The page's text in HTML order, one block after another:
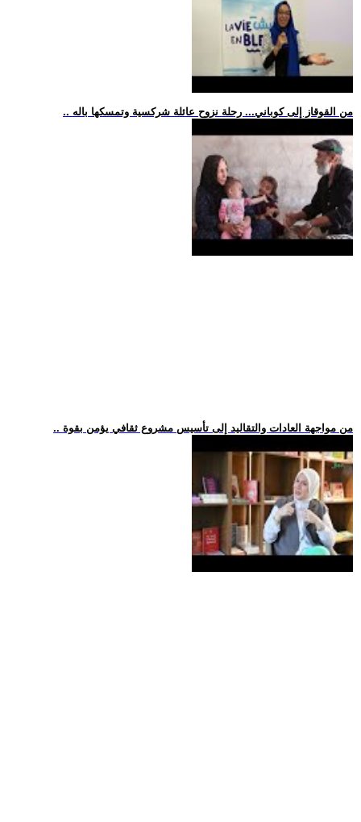
.. من القوقاز إلى كوباني... رحلة نزوح عائلة شركسية وتمسكها باله
.. من مواجهة العادات والتقاليد إلى تأسيس مشروع ثقافي يؤمن بقوة